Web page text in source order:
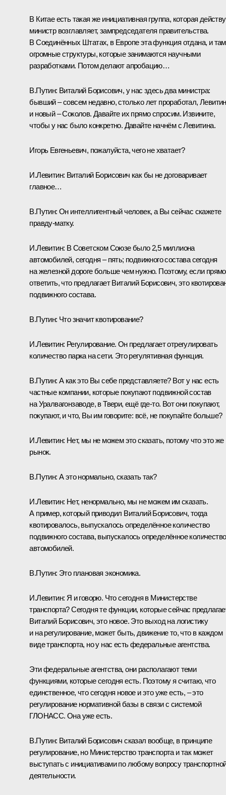
В Китае есть такая же инициативная группа, которая
министр возглавляет, зампредседателя правительства.
В Соединённых Штатах, в Европе эта функция отдана, и там
огромные структуры, которые занимаются научными
разработками. Потом делают апробацию…
В.Путин: Виталий Борисович, у нас здесь два министра:
бывший – совсем недавно, столько лет проработал,
и новый – Соколов. Давайте их прямо спросим. Извините,
чтобы у нас было конкретно. Давайте начнём с Левитина.
Игорь Евгеньевич, пожалуйста, чего не хватает?
И.Левитин: Виталий Борисович как бы не договаривает
главное…
В.Путин: Он интеллигентный человек, а Вы сейчас скажете
правду-матку.
И.Левитин: В Советском Союзе было 2,5 миллиона
автомобилей, сегодня – пять; подвижного состава сегодня
на железной дороге больше чем нужно. Поэтому, если прямо
ответить, что предлагает Виталий Борисович, это
подвижного состава.
В.Путин: Что значит квотирование?
И.Левитин: Регулирование. Он предлагает отрегулировать
количество парка на сети. Это регулятивная функция.
В.Путин: А как это Вы себе представляете? Вот у нас есть
частные компании, которые покупают подвижной состав
на Уралвагонзаводе, в Твери, ещё где‑то. Вот они покупают,
покупают, и что, Вы им говорите: всё, не покупайте больше?
И.Левитин: Нет, мы не можем это сказать, потому что это же
рынок.
В.Путин: А это нормально, сказать так?
И.Левитин: Нет, ненормально, мы не можем им сказать.
А пример, который приводил Виталий Борисович, тогда
квотировалось, выпускалось определённое количество
подвижного состава, выпускалось определённое количество
автомобилей.
В.Путин: Это плановая экономика.
И.Левитин: Я и говорю. Что сегодня в Министерстве
транспорта? Сегодня те функции, которые сейчас
Виталий Борисович, это новое. Это выход на логистику
и на регулирование, может быть, движение то, что в каждом
виде транспорта, но у нас есть федеральные агентства.
Эти федеральные агентства, они располагают теми
функциями, которые сегодня есть. Поэтому я считаю, что
единственное, что сегодня новое и это уже есть, – это
регулирование нормативной базы в связи с системой
ГЛОНАСС. Она уже есть.
В.Путин: Виталий Борисович сказал вообще, в принципе
регулирование, но Министерство транспорта и так может
выступать с инициативами по любому вопросу
деятельности.